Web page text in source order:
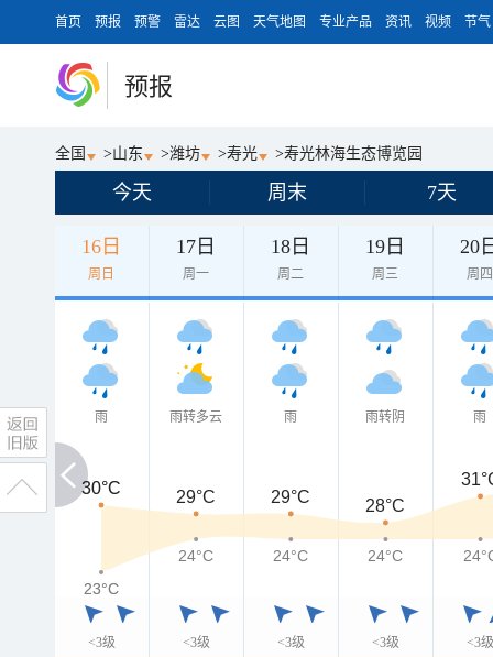
首页 预报 预警 雷达 云图 天气地图 专业产品 资讯 视频 节气
预报
全国 >山东 >潍坊 >寿光 >寿光林海生态博览园
今天 周末 7天
16日
周日
17日
周一
18日
周二
19日
周三
20
周四
雨
<3级
雨转多云
<3级
雨
<3级
雨转阴
<3级
雨
<3级
30°C
30°C 29°C 29°C 28°C
23°C
23°C
24°C 24°C 24°C